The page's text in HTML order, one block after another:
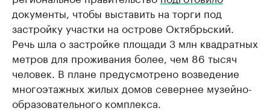
документы, чтобы выставить на торги под
застройку участки на острове Октябрьский.
Речь шла о застройке площади 3 млн квадратных
метров для проживания более, чем 86 тысяч
человек. В плане предусмотрено возведение
многоэтажных жилых домов севернее музейно-
образовательного комплекса.